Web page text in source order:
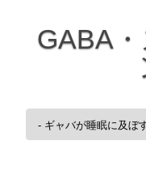
GABA
コンテンツへスキップ